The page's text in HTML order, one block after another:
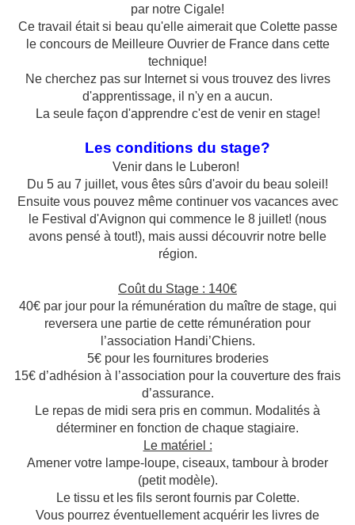
par notre Cigale!
Ce travail était si beau qu'elle aimerait que Colette passe
le concours de Meilleure Ouvrier de France dans cette
technique!
Ne cherchez pas sur Internet si vous trouvez des livres
d'apprentissage, il n'y en a aucun.
La seule façon d'apprendre c'est de venir en stage!
Les conditions du stage?
Venir dans le Luberon!
Du 5 au 7 juillet, vous êtes sûrs d'avoir du beau soleil!
Ensuite vous pouvez même continuer vos vacances avec
le Festival d'Avignon qui commence le 8 juillet! (nous
avons pensé à tout!), mais aussi découvrir notre belle
région.
Coût du Stage : 140€
40€ par jour pour la rémunération du maître de stage, qui
reversera une partie de cette rémunération pour
l’association Handi’Chiens.
5€ pour les fournitures broderies
15€ d’adhésion à l’association pour la couverture des frais
d’assurance.
Le repas de midi sera pris en commun. Modalités à
déterminer en fonction de chaque stagiaire.
Le matériel :
Amener votre lampe-loupe, ciseaux, tambour à broder
(petit modèle).
Le tissu et les fils seront fournis par Colette.
Vous pourrez éventuellement acquérir les livres de